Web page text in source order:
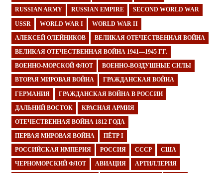
RUSSIAN ARMY RUSSIAN EMPIRE SECOND WORLD WAR
USSR WORLD WAR I WORLD WAR II
АЛЕКСЕЙ ОЛЕЙНИКОВ ВЕЛИКАЯ ОТЕЧЕСТВЕННАЯ ВОЙНА
ВЕЛИКАЯ ОТЕЧЕСТВЕННАЯ ВОЙНА 1941—1945 ГГ.
ВОЕННО-МОРСКОЙ ФЛОТ ВОЕННО-ВОЗДУШНЫЕ СИЛЫ
ВТОРАЯ МИРОВАЯ ВОЙНА ГРАЖДАНСКАЯ ВОЙНА
ГЕРМАНИЯ ГРАЖДАНСКАЯ ВОЙНА В РОССИИ
ДАЛЬНИЙ ВОСТОК КРАСНАЯ АРМИЯ
ОТЕЧЕСТВЕННАЯ ВОЙНА 1812 ГОДА
ПЕРВАЯ МИРОВАЯ ВОЙНА ПЁТР I
РОССИЙСКАЯ ИМПЕРИЯ РОССИЯ СССР США
ЧЕРНОМОРСКИЙ ФЛОТ АВИАЦИЯ АРТИЛЛЕРИЯ